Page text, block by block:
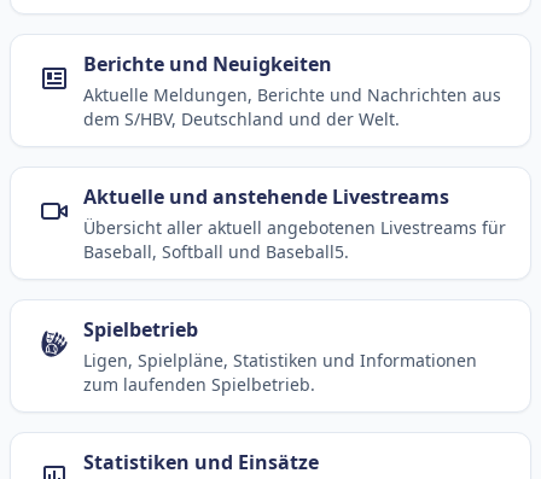
Berichte und Neuigkeiten
Aktuelle Meldungen, Berichte und Nachrichten aus
dem S/HBV, Deutschland und der Welt.
Aktuelle und anstehende Livestreams
Übersicht aller aktuell angebotenen Livestreams für
Baseball, Softball und Baseball5.
Spielbetrieb
Ligen, Spielpläne, Statistiken und Informationen
zum laufenden Spielbetrieb.
Statistiken und Einsätze